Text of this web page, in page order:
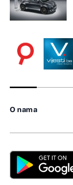
O nama